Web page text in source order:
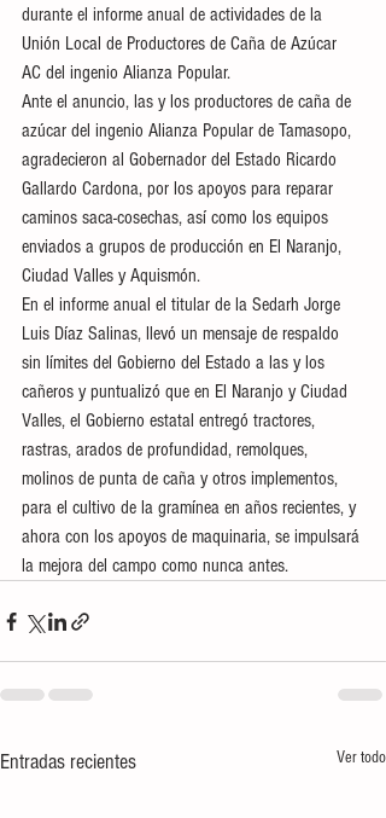
durante el informe anual de actividades de la
Unión Local de Productores de Caña de Azúcar
AC del ingenio Alianza Popular.
Ante el anuncio, las y los productores de caña de
azúcar del ingenio Alianza Popular de Tamasopo,
agradecieron al Gobernador del Estado Ricardo
Gallardo Cardona, por los apoyos para reparar
caminos saca-cosechas, así como los equipos
enviados a grupos de producción en El Naranjo,
Ciudad Valles y Aquismón.
En el informe anual el titular de la Sedarh Jorge
Luis Díaz Salinas, llevó un mensaje de respaldo
sin límites del Gobierno del Estado a las y los
cañeros y puntualizó que en El Naranjo y Ciudad
Valles, el Gobierno estatal entregó tractores,
rastras, arados de profundidad, remolques,
molinos de punta de caña y otros implementos,
para el cultivo de la gramínea en años recientes, y
ahora con los apoyos de maquinaria, se impulsará
la mejora del campo como nunca antes.
Entradas recientes Ver todo